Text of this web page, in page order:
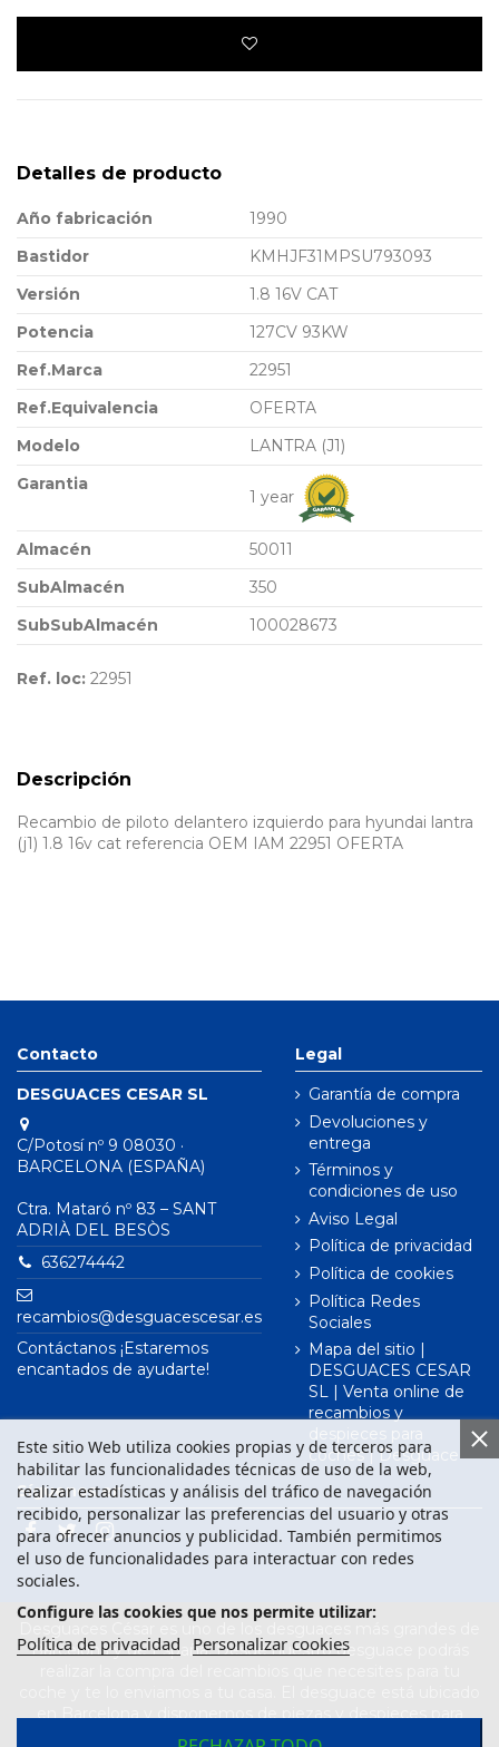
Detalles de producto
Año fabricación
1990
Bastidor
KMHJF31MPSU793093
Versión
1.8 16V CAT
Potencia
127CV 93KW
Ref.Marca
22951
Ref.Equivalencia
OFERTA
Modelo
LANTRA (J1)
Garantia
1 year
Almacén
50011
SubAlmacén
350
SubSubAlmacén
100028673
Ref. loc: 22951
Descripción
Recambio de piloto delantero izquierdo para hyundai lantra
(j1) 1.8 16v cat referencia OEM IAM 22951 OFERTA
Contacto
DESGUACES CESAR SL
C/Potosí nº 9 08030 ·
BARCELONA (ESPAÑA)
Ctra. Mataró nº 83 – SANT
ADRIÀ DEL BESÒS
636274442
recambios@desguacescesar.es
Contáctanos ¡Estaremos
encantados de ayudarte!
Legal
Garantía de compra
Devoluciones y
entrega
Términos y
condiciones de uso
Aviso Legal
Política de privacidad
Política de cookies
Política Redes
Sociales
Mapa del sitio |
DESGUACES CESAR
SL | Venta online de
recambios y
despieces para
coches | Desguace
Este sitio Web utiliza cookies propias y de terceros para
habilitar las funcionalidades técnicas de uso de la web,
realizar estadísticas y análisis del tráfico de navegación
recibido, personalizar las preferencias del usuario y otras
para ofrecer anuncios y publicidad. También permitimos
el uso de funcionalidades para interactuar con redes
sociales.
Configure las cookies que nos permite utilizar:
Política de privacidad Personalizar cookies
Síguenos en
Barcelona y de España. Desde nuestro desguace podrás
en Barcelona y disponemos de piezas y despieces para
todas las marcas de vehículos. Compra el recambio que